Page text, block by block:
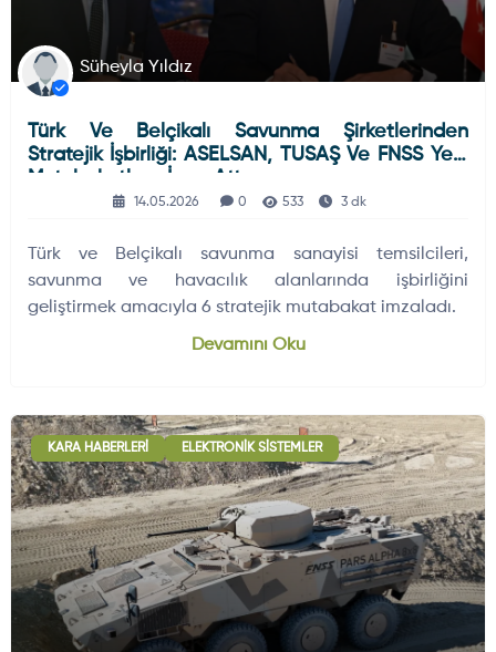
Süheyla Yıldız
Türk Ve Belçikalı Savunma Şirketlerinden
Stratejik İşbirliği: ASELSAN, TUSAŞ Ve FNSS Yeni
Mutabakatlara İmza Attı
14.05.2026 0 533 3 dk
Türk ve Belçikalı savunma sanayisi temsilcileri,
savunma ve havacılık alanlarında işbirliğini
geliştirmek amacıyla 6 stratejik mutabakat imzaladı.
Devamını Oku
KARA HABERLERI ELEKTRONIK SISTEMLER
Silah ve Mühimmatlar
Füze ve Roketler 226
Dünyadan Gelişmeler